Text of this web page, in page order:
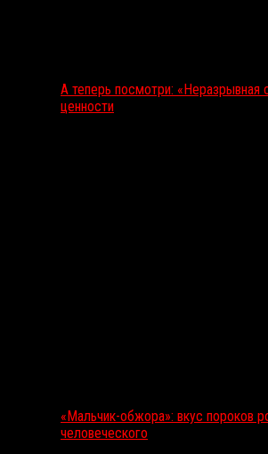
А теперь посмотри: «Неразрывная
ценности
«Мальчик-обжора»: вкус пороков
человеческого